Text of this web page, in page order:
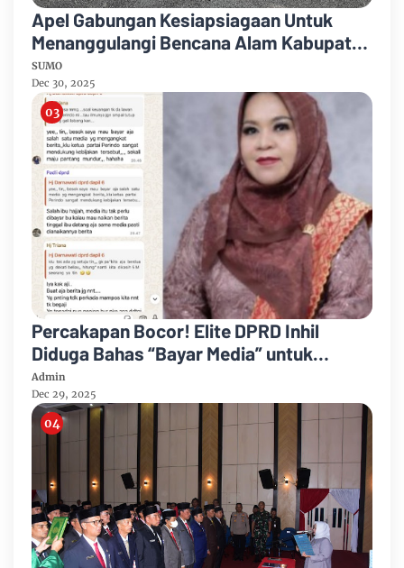
Apel Gabungan Kesiapsiagaan Untuk
Menanggulangi Bencana Alam Kabupaten
Bengkalis
SUMO
Dec 30, 2025
Percakapan Bocor! Elite DPRD Inhil
Diduga Bahas “Bayar Media” untuk
Dukung Kebijakan
Admin
Dec 29, 2025